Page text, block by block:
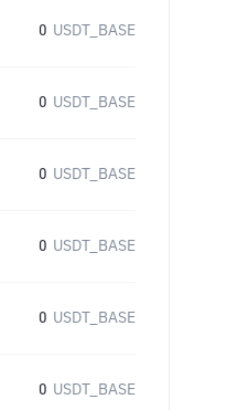
0 USDT_BASE
0 USDT_BASE
0 USDT_BASE
0 USDT_BASE
0 USDT_BASE
0 USDT_BASE